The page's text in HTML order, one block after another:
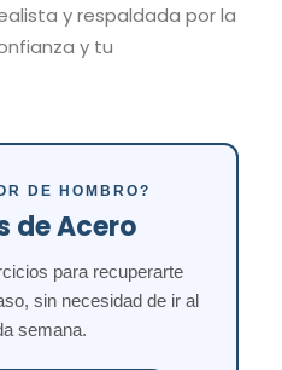
y respaldada por la
y tu
DE HOMBRO?
de Acero
para recuperarte
sin necesidad de ir al
semana.